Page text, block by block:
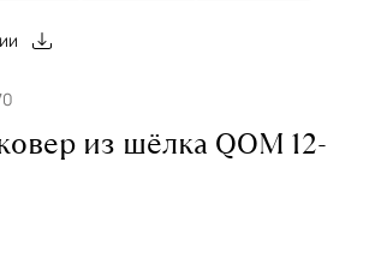
из шёлка QOM 12-